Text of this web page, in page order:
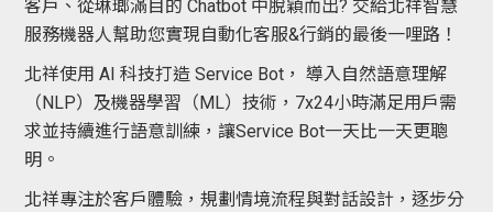
客戶、從琳瑯滿目的 Chatbot 中脫穎而出? 交給北祥智慧
服務機器人幫助您實現自動化客服&行銷的最後一哩路！
北祥使用 AI 科技打造 Service Bot， 導入自然語意理解
（NLP）及機器學習（ML）技術，7x24小時滿足用戶需
求並持續進行語意訓練，讓Service Bot一天比一天更聰
明。
北祥專注於客戶體驗，規劃情境流程與對話設計，逐步分